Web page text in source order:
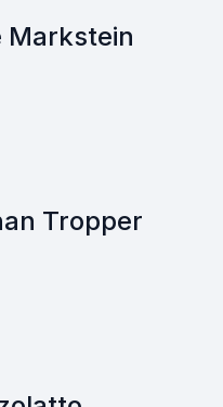
Markstein
Tropper